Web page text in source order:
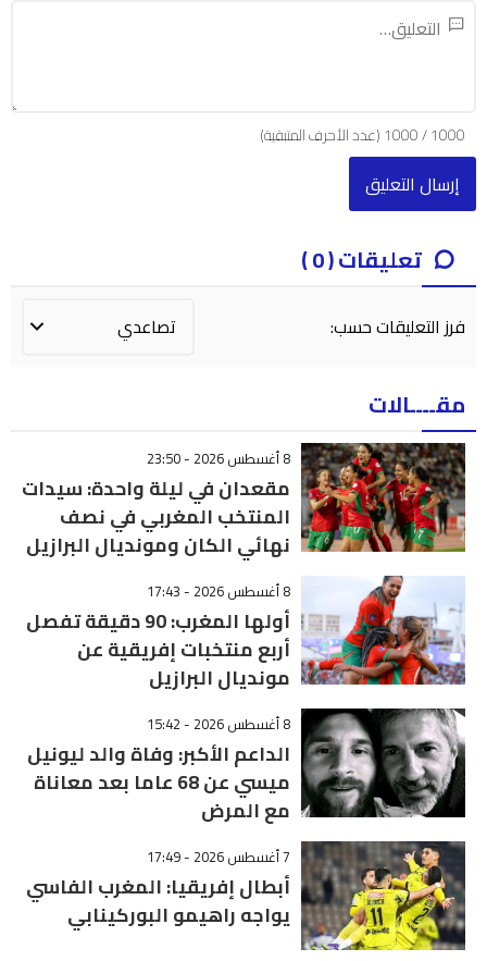
1000
/
1000(عدد الأحرف المتبقية)
تعليقات ( 0 )
فرز التعليقات حسب:
مقــــالات
8 أغسطس 2026 - 23:50
مقعدان في ليلة واحدة: سيدات
المنتخب المغربي في نصف
نهائي الكان ومونديال البرازيل
8 أغسطس 2026 - 17:43
أولها المغرب: 90 دقيقة تفصل
أربع منتخبات إفريقية عن
مونديال البرازيل
8 أغسطس 2026 - 15:42
الداعم الأكبر: وفاة والد ليونيل
ميسي عن 68 عاما بعد معاناة
مع المرض
7 أغسطس 2026 - 17:49
أبطال إفريقيا: المغرب الفاسي
يواجه راهيمو البوركينابي